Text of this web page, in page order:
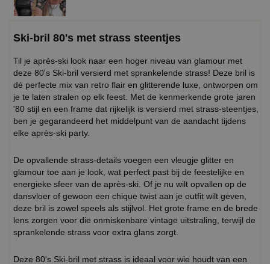
Ski-bril 80's met strass steentjes
Til je après-ski look naar een hoger niveau van glamour met
deze 80's Ski-bril versierd met sprankelende strass! Deze bril is
dé perfecte mix van retro flair en glitterende luxe, ontworpen om
je te laten stralen op elk feest. Met de kenmerkende grote jaren
'80 stijl en een frame dat rijkelijk is versierd met strass-steentjes,
ben je gegarandeerd het middelpunt van de aandacht tijdens
elke après-ski party.
De opvallende strass-details voegen een vleugje glitter en
glamour toe aan je look, wat perfect past bij de feestelijke en
energieke sfeer van de après-ski. Of je nu wilt opvallen op de
dansvloer of gewoon een chique twist aan je outfit wilt geven,
deze bril is zowel speels als stijlvol. Het grote frame en de brede
lens zorgen voor die onmiskenbare vintage uitstraling, terwijl de
sprankelende strass voor extra glans zorgt.
Deze 80's Ski-bril met strass is ideaal voor wie houdt van een